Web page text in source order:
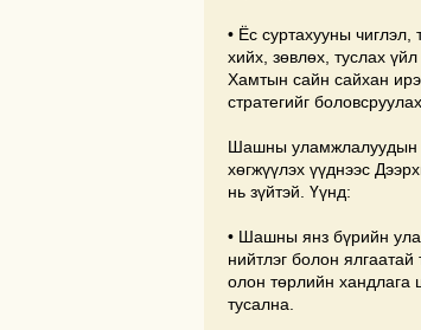
• Ёс суртахууны чиглэл,
хийх, зөвлөх, туслах
Хамтын сайн сайхан
стратегийг
Шашны уламжлалуудын
хөгжүүлэх үүднээс
нь зүйтэй. Үүнд:
• Шашны янз бүрийн
нийтлэг болон
олон төрлийн хандлага
тусална.